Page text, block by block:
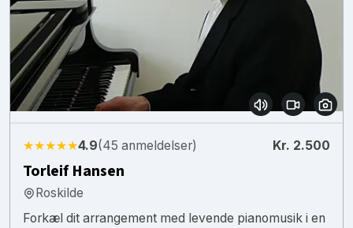
★★★★★4.9(45 anmeldelser) Kr. 2.500
Torleif Hansen
Roskilde
Forkæl dit arrangement med levende pianomusik i en